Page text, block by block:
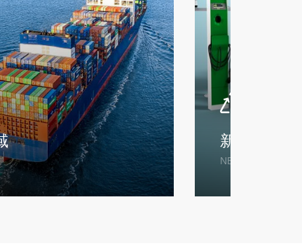
船舶领域
SHIP FIELD